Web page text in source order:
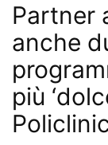
Partner
anche
più